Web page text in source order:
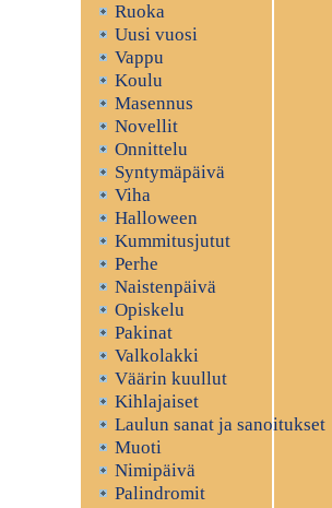
Ruoka
Uusi vuosi
Vappu
Koulu
Masennus
Novellit
Onnittelu
Syntymäpäivä
Viha
Halloween
Kummitusjutut
Perhe
Naistenpäivä
Opiskelu
Pakinat
Valkolakki
Väärin kuullut
Kihlajaiset
Laulun sanat ja sanoitukset
Muoti
Nimipäivä
Palindromit